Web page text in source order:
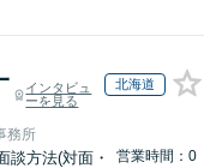
インタビュ
ーを見る
北海道
務所
談方法(対面・
営業時間：0